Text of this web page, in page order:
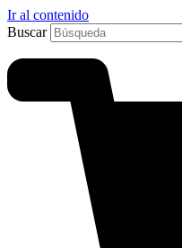
Ir al contenido
Buscar